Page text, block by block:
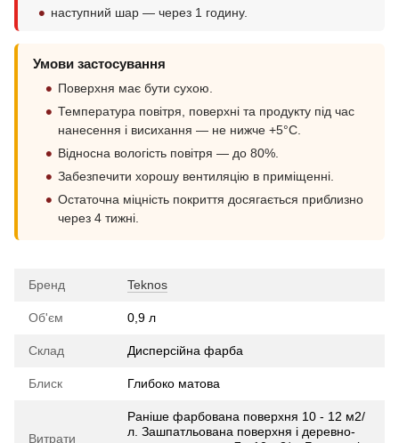
наступний шар — через 1 годину.
Умови застосування
Поверхня має бути сухою.
Температура повітря, поверхні та продукту під час
нанесення і висихання — не нижче +5°C.
Відносна вологість повітря — до 80%.
Забезпечити хорошу вентиляцію в приміщенні.
Остаточна міцність покриття досягається приблизно
через 4 тижні.
Бренд Teknos
Об'єм 0,9 л
Склад Дисперсійна фарба
Блиск Глибоко матова
Витрати
Раніше фарбована поверхня 10 - 12 м2/
л. Зашпатльована поверхня і деревно-